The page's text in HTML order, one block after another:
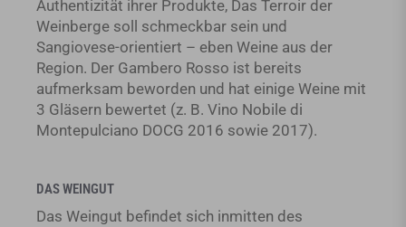
Authentizität ihrer Produkte, Das Terroir der
Weinberge soll schmeckbar sein und
Sangiovese-orientiert – eben Weine aus der
Region. Der Gambero Rosso ist bereits
aufmerksam beworden und hat einige Weine mit
3 Gläsern bewertet (z. B. Vino Nobile di
Montepulciano DOCG 2016 sowie 2017).
DAS WEINGUT
Das Weingut befindet sich inmitten des